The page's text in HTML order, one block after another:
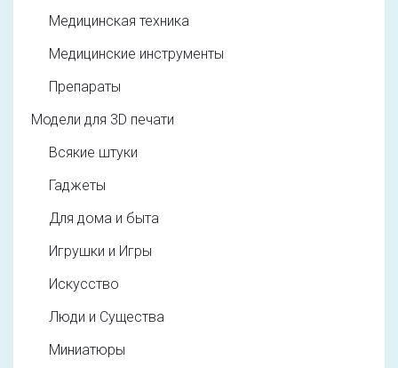
Медицинская техника
Медицинские инструменты
Препараты
Модели для 3D печати
Всякие штуки
Гаджеты
Для дома и быта
Игрушки и Игры
Искусство
Люди и Существа
Миниатюры